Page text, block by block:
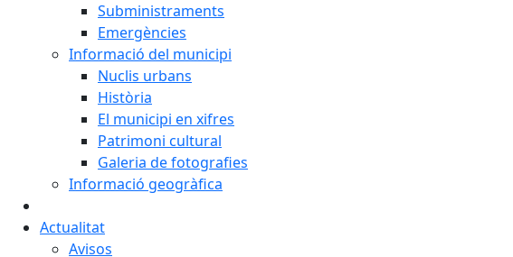
Subministraments
Emergències
Informació del municipi
Nuclis urbans
Història
El municipi en xifres
Patrimoni cultural
Galeria de fotografies
Informació geogràfica
Actualitat
Avisos